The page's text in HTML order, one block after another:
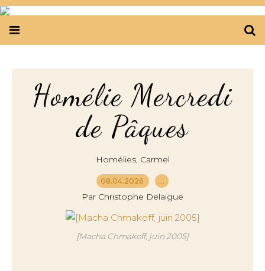
Homélie Mercredi
de Pâques
Homélies, Carmel
08.04.2026 …
Par Christophe Delaigue
[Macha Chmakoff, juin 2005]